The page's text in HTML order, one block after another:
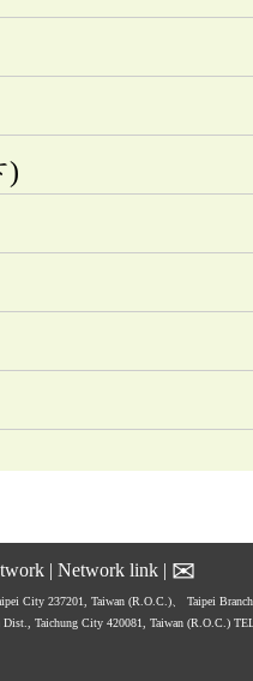
)
| Network link | ✉
City 237201, Taiwan (R.O.C.)、
Taipei
Taichung City 420081, Taiwan (R.O.C.)